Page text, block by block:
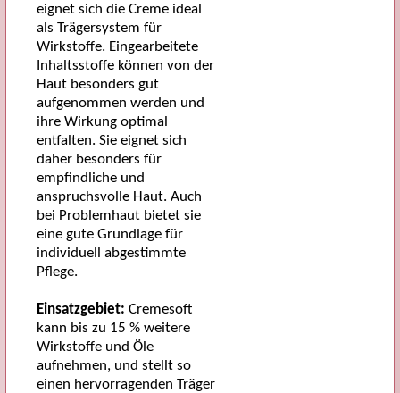
eignet sich die Creme ideal
als Trägersystem für
Wirkstoffe. Eingearbeitete
Inhaltsstoffe können von der
Haut besonders gut
aufgenommen werden und
ihre Wirkung optimal
entfalten. Sie eignet sich
daher besonders für
empfindliche und
anspruchsvolle Haut. Auch
bei Problemhaut bietet sie
eine gute Grundlage für
individuell abgestimmte
Pflege.
Einsatzgebiet: Cremesoft
kann bis zu 15 % weitere
Wirkstoffe und Öle
aufnehmen, und stellt so
einen hervorragenden Träger